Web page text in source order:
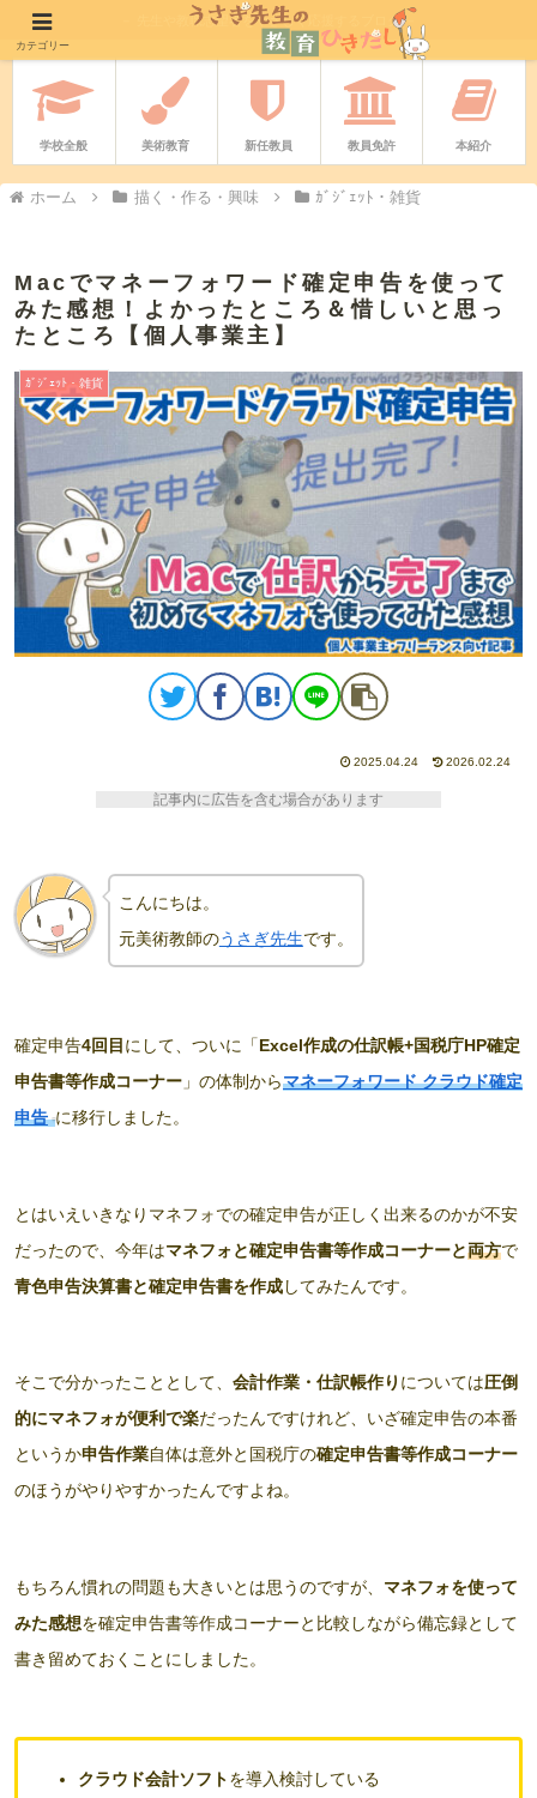
－ 先生や教職志望者をやさしく応援するブログ －
学校全般 美術教育 新任教員 教員免許 本紹介
ホーム 描く・作る・興味 ｶﾞｼﾞｪｯﾄ・雑貨
Macでマネーフォワード確定申告を使って
みた感想！よかったところ＆惜しいと思っ
たところ【個人事業主】
ｶﾞｼﾞｪｯﾄ・雑貨
2025.04.24 2026.02.24
記事内に広告を含む場合があります
こんにちは。
元美術教師のうさぎ先生です。
確定申告4回目 にして、ついに「Excel作成の仕訳帳+国税庁HP確定
申告書等作成コーナー 」の体制からマネーフォワード クラウド確定
申告 に移行しました。
とはいえいきなりマネフォでの確定申告が正しく出来るのかが不安
だったので、今年はマネフォと確定申告書等作成コーナーと両方で
青色申告決算書と確定申告書を作成してみたんです。
そこで分かったこととして、 会計作業・仕訳帳作り については圧倒
的にマネフォが便利で楽だったんですけれど、いざ確定申告の本番
というか申告作業自体は意外と国税庁の確定申告書等作成コーナー
のほうがやりやすかったんですよね。
もちろん慣れの問題も大きいとは思うのですが、 マネフォを使って
みた感想を確定申告書等作成コーナーと比較しながら備忘録として
書き留めておくことにしました。
クラウド会計ソフトを導入検討している
カテゴリー